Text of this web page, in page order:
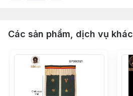
Các sản phẩm, dịch vụ khác